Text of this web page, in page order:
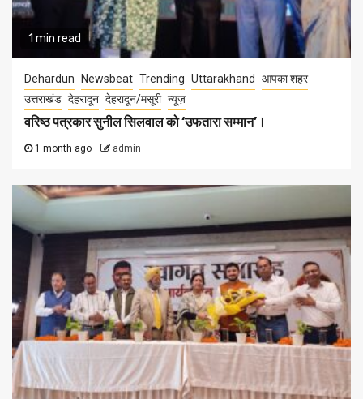
1 min read
Dehardun Newsbeat Trending Uttarakhand
आपका शहर
उत्तराखंड देहरादून देहरादून/मसूरी न्यूज़
वरिष्ठ पत्रकार सुनील सिलवाल को ‘उफतारा सम्मान’।
1 month ago admin